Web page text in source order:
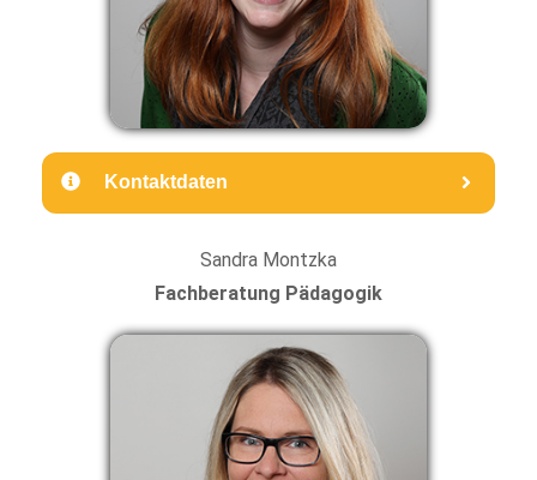
Kontaktdaten
Sandra Montzka
Fachberatung Pädagogik